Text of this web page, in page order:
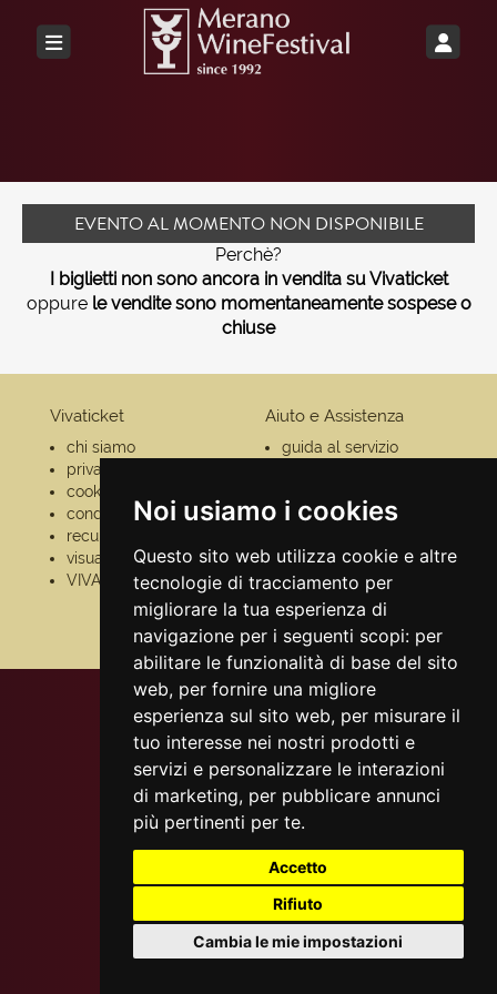
Noi usiamo i cookies
Questo sito web utilizza cookie e altre
tecnologie di tracciamento per
migliorare la tua esperienza di
navigazione per i seguenti scopi: per
abilitare le funzionalità di base del sito
web, per fornire una migliore
esperienza sul sito web, per misurare il
tuo interesse nei nostri prodotti e
servizi e personalizzare le interazioni
di marketing, per pubblicare annunci
più pertinenti per te.
Accetto
Rifiuto
Cambia le mie impostazioni
EVENTO AL MOMENTO NON DISPONIBILE
Perchè?
I biglietti non sono ancora in vendita su Vivaticket
oppure le vendite sono momentaneamente sospese o
chiuse
Vivaticket
chi siamo
privacy
cookie
condizioni generali
recupero prenotazioni
visualizza ricevuta
VIVAforVoucher
Aiuto e Assistenza
guida al servizio
pagamento
odr
fatturazione
elettronica
scelta spettacoli in
abbonamento